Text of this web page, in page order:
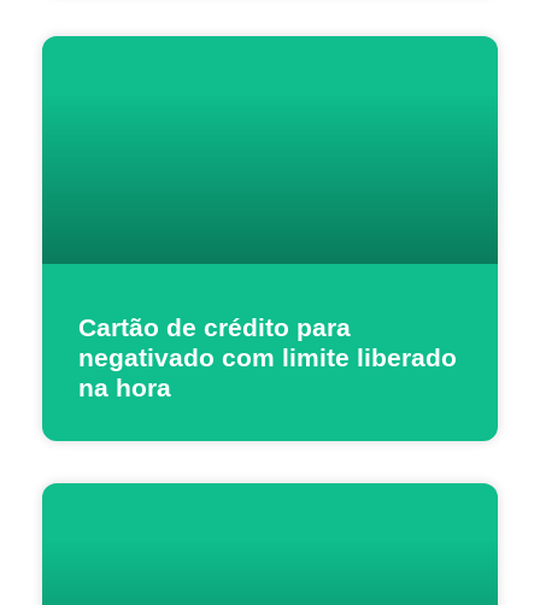
Cartão de crédito para
negativado com limite liberado
na hora